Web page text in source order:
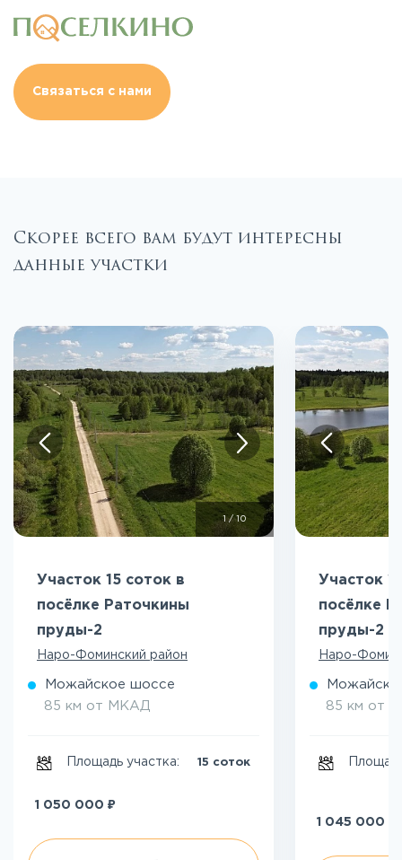
Связаться с нами
Скорее всего вам будут интересны
данные участки
1 / 10
Участок 15 соток в
посёлке Раточкины
пруды-2
Наро-Фоминский район
Можайское шоссе
85 км от МКАД
Площадь участка: 15 соток
1 050 000 ₽
Участок
посёлке
пруды-2
Наро-
85 км от
1 045 000